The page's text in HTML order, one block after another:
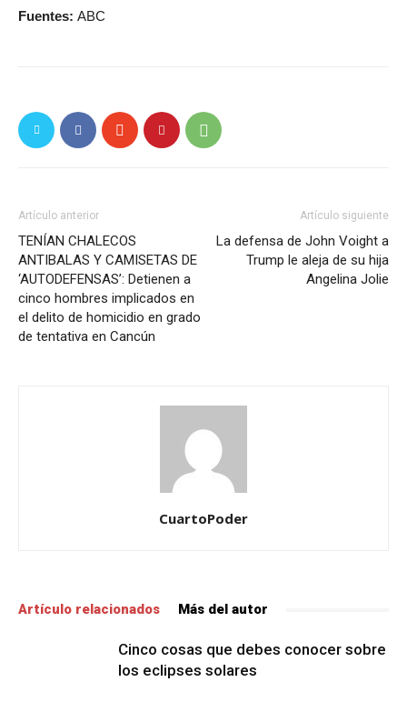
Fuentes: ABC
Artículo anterior
TENÍAN CHALECOS
ANTIBALAS Y CAMISETAS DE
‘AUTODEFENSAS’: Detienen a
cinco hombres implicados en
el delito de homicidio en grado
de tentativa en Cancún
Artículo siguiente
La defensa de John Voight a
Trump le aleja de su hija
Angelina Jolie
CuartoPoder
Artículo relacionados Más del autor
Cinco cosas que debes conocer sobre
los eclipses solares